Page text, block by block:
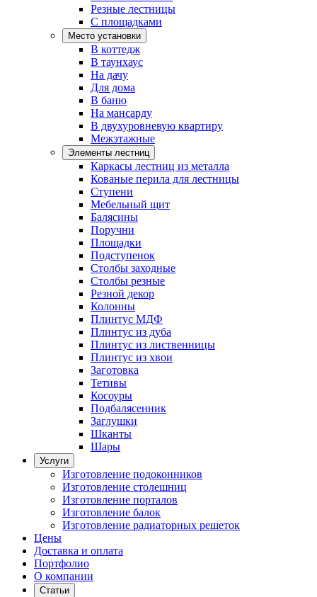
Резные лестницы
С площадками
Место установки
В коттедж
В таунхаус
На дачу
Для дома
В баню
На мансарду
В двухуровневую квартиру
Межэтажные
Элементы лестниц
Каркасы лестниц из металла
Кованые перила для лестницы
Ступени
Мебельный щит
Балясины
Поручни
Площадки
Подступенок
Столбы заходные
Столбы резные
Резной декор
Колонны
Плинтус МДФ
Плинтус из дуба
Плинтус из лиственницы
Плинтус из хвои
Заготовка
Тетивы
Косоуры
Подбалясенник
Заглушки
Шканты
Шары
Услуги
Изготовление подоконников
Изготовление столешниц
Изготовление порталов
Изготовление балок
Изготовление радиаторных решеток
Цены
Доставка и оплата
Портфолио
О компании
Статьи